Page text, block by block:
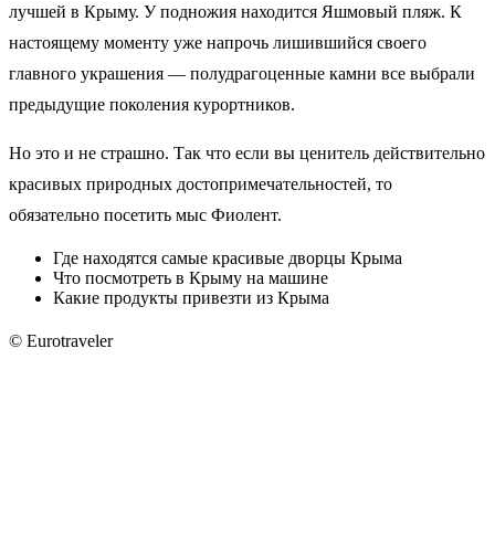
лучшей в Крыму. У подножия находится Яшмовый пляж. К
настоящему моменту уже напрочь лишившийся своего
главного украшения — полудрагоценные камни все выбрали
предыдущие поколения курортников.
Но это и не страшно. Так что если вы ценитель действительно
красивых природных достопримечательностей, то
обязательно посетить мыс Фиолент.
Где находятся самые красивые дворцы Крыма
Что посмотреть в Крыму на машине
Какие продукты привезти из Крыма
© Eurotraveler